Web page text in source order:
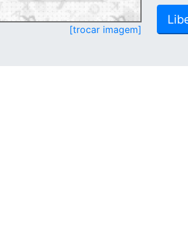
[trocar imagem]